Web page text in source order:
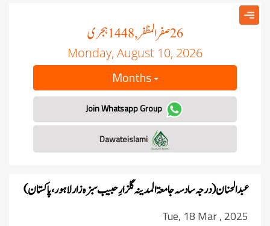
26صفر المظفر, 1448 ہجری
Monday, August 10, 2026
Months
Join Whatsapp Group
عبدالحنان ( درجہ سادسہ جامعۃ المدینہ گلزارِ حبیب سبزہ زار لاہور ، پاکستان)
Tue, 18 Mar , 2025